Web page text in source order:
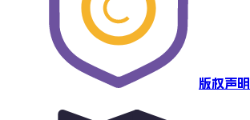
版权声明